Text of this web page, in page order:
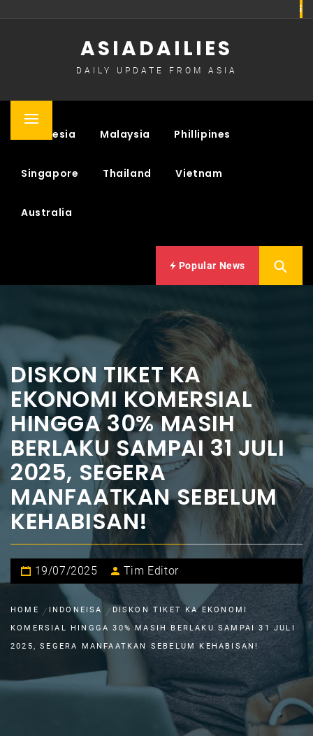
ASIADAILIES
DAILY UPDATE FROM ASIA
Primary
Indonesia Malaysia Phillipines
Singapore Thailand Vietnam
Australia
Popular News
DISKON TIKET KA
EKONOMI KOMERSIAL
HINGGA 30% MASIH
BERLAKU SAMPAI 31 JULI
2025, SEGERA
MANFAATKAN SEBELUM
KEHABISAN!
19/07/2025 Tim Editor
HOME INDONEISA
DISKON TIKET KA EKONOMI
KOMERSIAL HINGGA 30% MASIH BERLAKU SAMPAI 31 JULI
2025, SEGERA MANFAATKAN SEBELUM KEHABISAN!